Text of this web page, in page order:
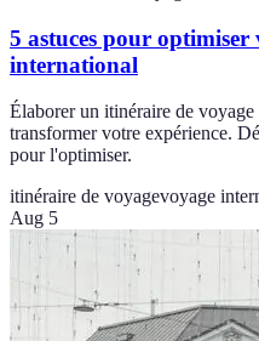
5 astuces pour
international
Élaborer un itinéraire de
transformer votre expérience.
pour l'optimiser.
itinéraire de voyagevoyage
Aug 5